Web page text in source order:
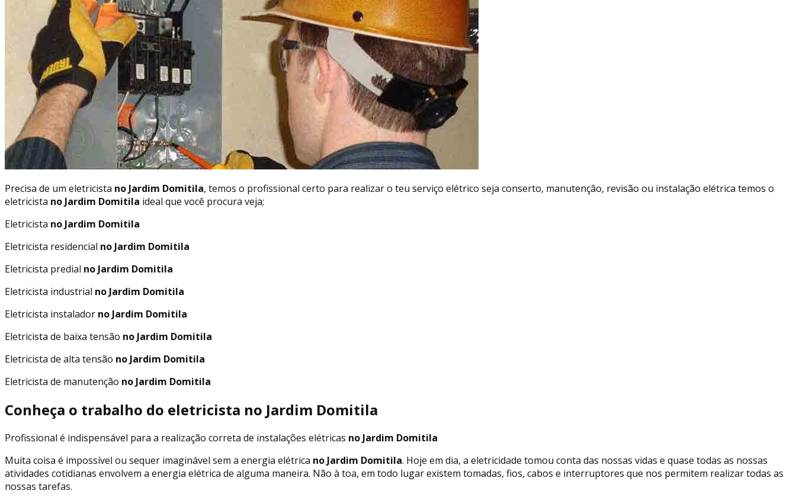
Precisa de um eletricista no Jardim Domitila, temos o profissional certo para realizar o teu serviço elétrico seja conserto, manutenção, revisão ou instalação elétrica temos o
eletricista no Jardim Domitila ideal que você procura veja;
Eletricista no Jardim Domitila
Eletricista residencial no Jardim Domitila
Eletricista predial no Jardim Domitila
Eletricista industrial no Jardim Domitila
Eletricista instalador no Jardim Domitila
Eletricista de baixa tensão no Jardim Domitila
Eletricista de alta tensão no Jardim Domitila
Eletricista de manutenção no Jardim Domitila
Conheça o trabalho do eletricista no Jardim Domitila
Profissional é indispensável para a realização correta de instalações elétricas no Jardim Domitila
Muita coisa é impossível ou sequer imaginável sem a energia elétrica no Jardim Domitila. Hoje em dia, a eletricidade tomou conta das nossas vidas e quase todas as nossas
atividades cotidianas envolvem a energia elétrica de alguma maneira. Não à toa, em todo lugar existem tomadas, fios, cabos e interruptores que nos permitem realizar todas as
nossas tarefas.